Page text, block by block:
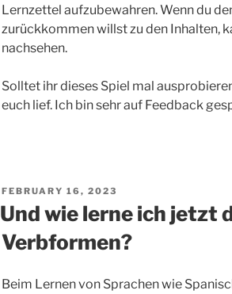
Lernzettel aufzubewahren. Wenn du
zurückkommen willst zu den Inhalten,
nachsehen.
Solltet ihr dieses Spiel mal
euch lief. Ich bin sehr auf Feedback
POSTED
ON
FEBRUARY 16, 2023
Und wie lerne ich jetzt
Verbformen?
Beim Lernen von Sprachen wie